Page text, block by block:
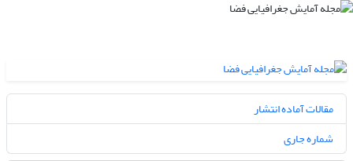
مقالات آماده انتشار
شماره جاری